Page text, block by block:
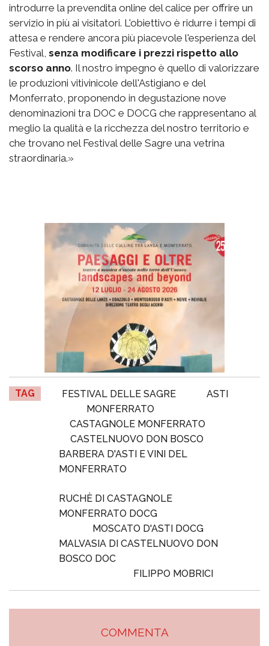
introdurre la prevendita online del calice per offrire un
servizio in più ai visitatori. L'obiettivo è ridurre i tempi di
attesa e rendere ancora più piacevole l'esperienza del
Festival, senza modificare i prezzi rispetto allo
scorso anno. Il nostro impegno è quello di valorizzare
le produzioni vitivinicole dell'Astigiano e del
Monferrato, proponendo in degustazione nove
denominazioni tra DOC e DOCG che rappresentano al
meglio la qualità e la ricchezza del nostro territorio e
che trovano nel Festival delle Sagre una vetrina
straordinaria.»
TAG FESTIVAL DELLE SAGRE
ASTI
MONFERRATO
CASTAGNOLE MONFERRATO
CASTELNUOVO DON BOSCO
BARBERA D'ASTI E VINI DEL
MONFERRATO
RUCHÈ DI CASTAGNOLE
MONFERRATO DOCG
MOSCATO D'ASTI DOCG
MALVASIA DI CASTELNUOVO DON
BOSCO DOC
FILIPPO MOBRICI
COMMENTA